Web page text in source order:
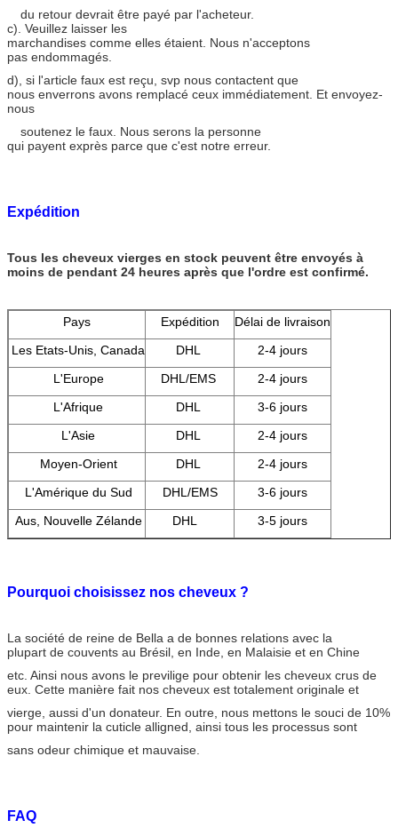
du retour devrait être payé par l'acheteur.
c). Veuillez laisser les
marchandises comme elles étaient. Nous n'acceptons
pas endommagés.
d), si l'article faux est reçu, svp nous contactent que
nous enverrons avons remplacé ceux immédiatement. Et envoyez-
nous
soutenez le faux. Nous serons la personne
qui payent exprès parce que c'est notre erreur.
Expédition
Tous les cheveux vierges en stock peuvent être envoyés à
moins de pendant 24 heures après que l'ordre est confirmé.
Pays Expédition
Délai de livraison
Les Etats-Unis, Canada
DHL
2-4 jours
L'Europe
DHL/EMS
2-4 jours
L'Afrique
DHL
3-6 jours
L'Asie
DHL
2-4 jours
Moyen-Orient
DHL
2-4 jours
L'Amérique du Sud
DHL/EMS
3-6 jours
Aus, Nouvelle Zélande
DHL 3-5 jours
Pourquoi choisissez nos cheveux ?
La société de reine de Bella a de bonnes relations avec la
plupart de couvents au Brésil, en Inde, en Malaisie et en Chine
etc. Ainsi nous avons le previlige pour obtenir les cheveux crus de
eux. Cette manière fait nos cheveux est totalement originale et
vierge, aussi d'un donateur. En outre, nous mettons le souci de 10%
pour maintenir la cuticle alligned, ainsi tous les processus sont
sans odeur chimique et mauvaise.
FAQ